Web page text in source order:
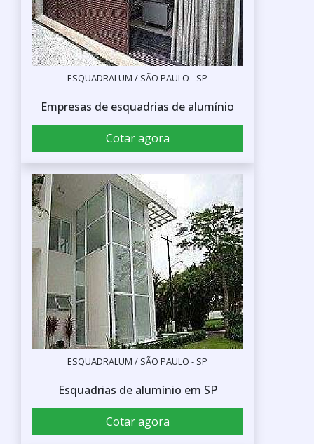
ESQUADRALUM / SÃO PAULO - SP
Empresas de esquadrias de alumínio
Cotar agora
ESQUADRALUM / SÃO PAULO - SP
Esquadrias de alumínio em SP
Cotar agora